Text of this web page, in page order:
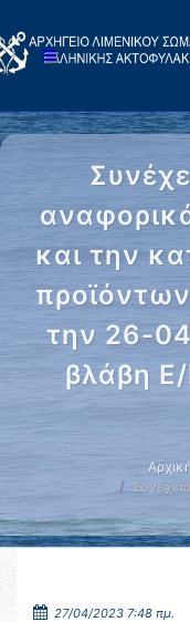
και την
την 26-
βλάβη
27/04/2023 7:48 πμ.